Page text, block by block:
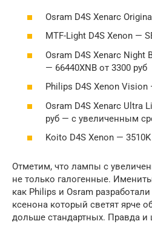
Osram D4S Xenarc
MTF-Light D4S Xenon —
Osram D4S Xenarc Night
— 66440XNB от 3300 руб
Philips D4S Xenon Vision
Osram D4S Xenarc Ultra
руб — с увеличенным
Koito D4S Xenon —
Отметим, что лампы с
не только галогенные.
как Philips и Osram
ксенона который светят ярче
дольше стандартных. Правда и